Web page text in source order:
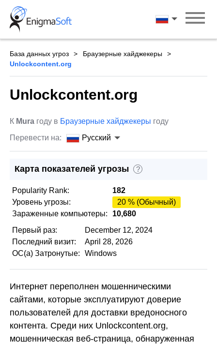
Skip
content
Русский
База данных угроз
Браузерные хайджекеры
Unlockcontent.org
Unlockcontent.org
К Mura году в Браузерные хайджекеры году
Перевести на:
Русский
Карта показателей угрозы ?
Popularity Rank:
182
Уровень угрозы:
20 % (Обычный)
Зараженные компьютеры:
10,680
Первый раз:
December 12, 2024
Последний визит:
April 28, 2026
ОС(а) Затронутые:
Windows
Интернет переполнен мошенническими
сайтами, которые эксплуатируют доверие
пользователей для доставки вредоносного
контента. Среди них Unlockcontent.org,
мошенническая веб-страница, обнаруженная